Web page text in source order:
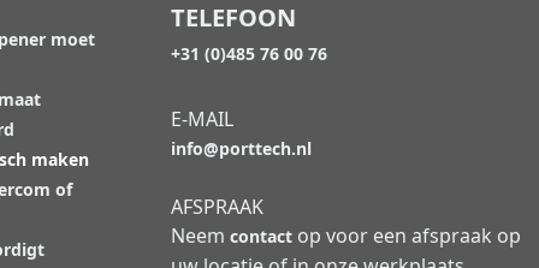
moet
maken
of
TELEFOON
+31 (0)485 76 00 76
E-MAIL
info@porttech.nl
AFSPRAAK
Neem contact op voor een afspraak op